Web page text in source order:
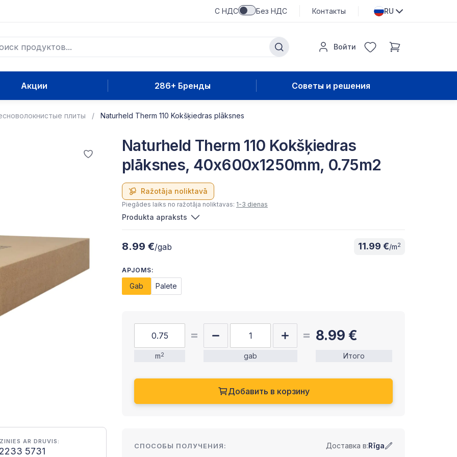
С НДС Без НДС Контакты RU
Войти
Акции 286+ Бренды Советы и решения
плиты Naturheld Therm 110 Kokšķiedras plāksnes
AR DRUVIS:
5731
Naturheld Therm 110 Kokšķiedras
plāksnes, 40x600x1250mm, 0.75m2
Ražotāja noliktavā
Piegādes laiks no ražotāja noliktavas: 1-3 dienas
Produkta apraksts
8.99 €/gab 11.99 €/m2
APJOMS:
Gab Palete
m2 gab
8.99 €
Итого
Добавить в корзину
СПОСОБЫ ПОЛУЧЕНИЯ: Доставка в:Rīga